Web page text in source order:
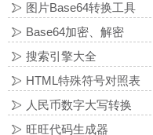
图片Base64转换工具
Base64加密、解密
搜索引擎大全
HTML特殊符号对照表
人民币数字大写转换
旺旺代码生成器